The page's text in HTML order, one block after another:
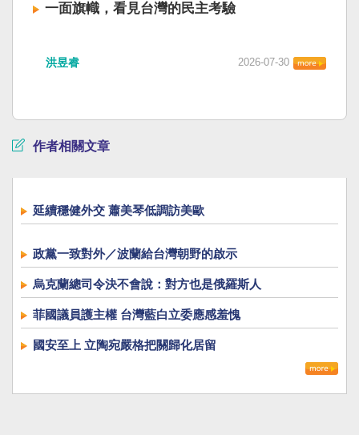
一面旗幟，看見台灣的民主考驗
洪昱睿 2026-07-30
作者相關文章
延續穩健外交 蕭美琴低調訪美歐
政黨一致對外／波蘭給台灣朝野的啟示
烏克蘭總司令決不會說：對方也是俄羅斯人
菲國議員護主權 台灣藍白立委應感羞愧
國安至上 立陶宛嚴格把關歸化居留